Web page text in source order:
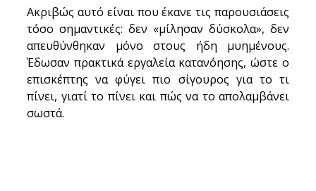
Ακριβώς αυτό είναι που έκανε τις παρουσιάσεις
τόσο σημαντικές: δεν «μίλησαν δύσκολα», δεν
απευθύνθηκαν μόνο στους ήδη μυημένους.
Έδωσαν πρακτικά εργαλεία κατανόησης, ώστε ο
επισκέπτης να φύγει πιο σίγουρος για το τι
πίνει, γιατί το πίνει και πώς να το απολαμβάνει
σωστά.